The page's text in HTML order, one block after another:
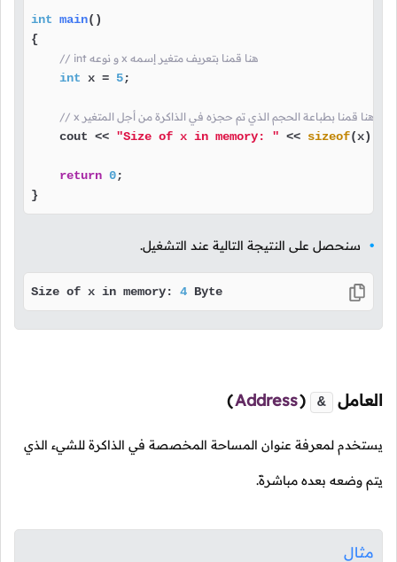
int main()
{
// int و نوعه x هنا قمنا بتعريف متغير إسمه
int x = 5;
// x هنا قمنا بطباعة الحجم الذي تم حجزه في الذاكرة من أجل المتغير
    cout <<
"Size of x in memory: " << sizeof(x)
return 0;
}
سنحصل على النتيجة التالية عند التشغيل.
Size of x in memory: 4 Byte
العامل &
(
Address
)
يستخدم لمعرفة عنوان المساحة المخصصة في الذاكرة للشيء الذي
يتم وضعه بعده مباشرةً.
مثال